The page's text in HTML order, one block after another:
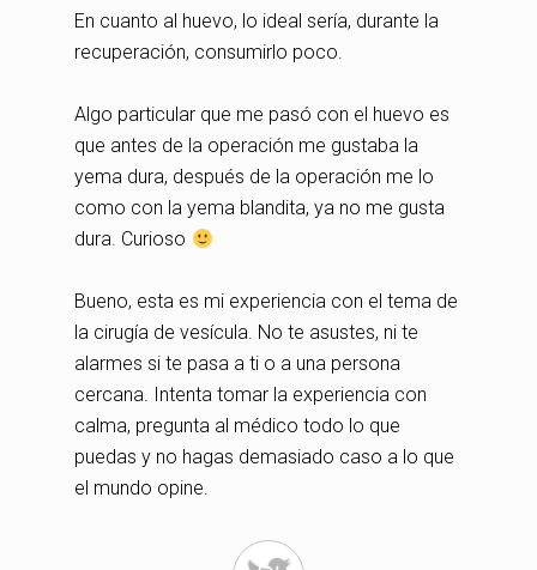
En cuanto al huevo, lo ideal sería, durante la
recuperación, consumirlo poco.
Algo particular que me pasó con el huevo es
que antes de la operación me gustaba la
yema dura, después de la operación me lo
como con la yema blandita, ya no me gusta
dura. Curioso
Bueno, esta es mi experiencia con el tema de
la cirugía de vesícula. No te asustes, ni te
alarmes si te pasa a ti o a una persona
cercana. Intenta tomar la experiencia con
calma, pregunta al médico todo lo que
puedas y no hagas demasiado caso a lo que
el mundo opine.